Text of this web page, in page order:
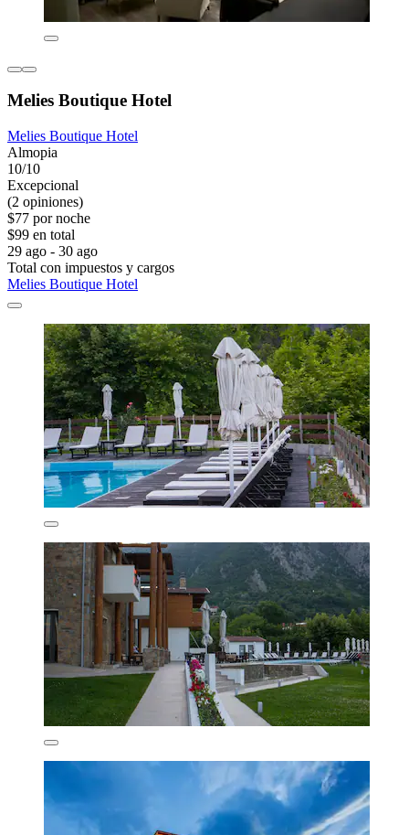
Melies Boutique Hotel
Melies Boutique Hotel
Almopia
10/10
Excepcional
(2 opiniones)
$77 por noche
$99 en total
29 ago - 30 ago
Total con impuestos y cargos
Melies Boutique Hotel